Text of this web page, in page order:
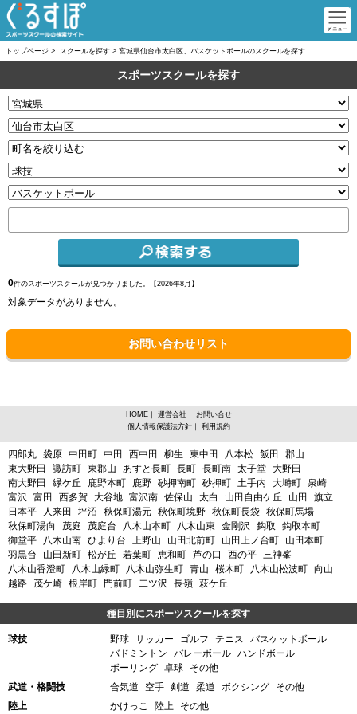
トップページ > スクールを探す > 宮城県仙台市太白区、バスケットボールのスクールを探す
スポーツスクールを探す
0件のスポーツスクールが見つかりました。【2026年8月】
対象データがありません。
お問い合わせリスト
宮城県仙台市太白区、バスケットボールからスポーツスクールを探す
四郎丸 袋原 中田町 中田 西中田 柳生 東中田 八本松 飯田
郡山
東大野田
諏訪町 東郡山 あすと長町 長町 長町南 太子堂 大野田
南大野田
緑ケ丘 鹿野本町 鹿野 砂押南町 砂押町 土手内 大塒町
泉崎
富沢
富田 西多賀 大谷地 富沢南 佐保山 太白 山田自由ケ丘 山田
旗立
日本平
人来田 坪沼 秋保町湯元 秋保町境野 秋保町長袋 秋保町馬場
秋保町湯向
茂庭 茂庭台 八木山本町 八木山東 金剛沢 鈎取
鈎取本町
御堂平
八木山南 ひより台 上野山 山田北前町 山田上ノ台町
山田本町
羽黒台
山田新町 松が丘 若葉町 恵和町 芦の口 西の平 三神峯
八木山香澄町
八木山緑町 八木山弥生町 青山 桜木町 八木山松波町 向山
越路
茂ケ崎 根岸町 門前町 二ツ沢 長嶺 萩ケ丘
種目別にスポーツスクールを探す
球技 野球 サッカー ゴルフ テニス
バスケットボール
バドミントン
バレーボール ハンドボール
ボーリング 卓球
その他
武道・格闘技
合気道 空手 剣道 柔道 ボクシング
その他
陸上
かけっこ 陸上 その他
HOME｜ 運営会社 ｜
お問い合せ
個人情報保護法方針｜ 利用規約